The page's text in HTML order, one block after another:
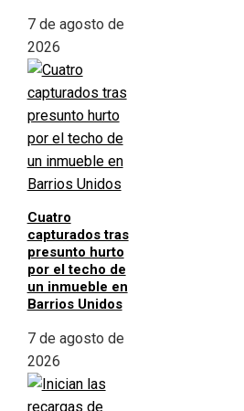
7 de agosto de
2026
Cuatro
capturados tras
presunto hurto
por el techo de
un inmueble en
Barrios Unidos
7 de agosto de
2026